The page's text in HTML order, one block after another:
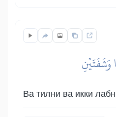
وَشَفَتَيۡنِ
Ва тилни ва икки